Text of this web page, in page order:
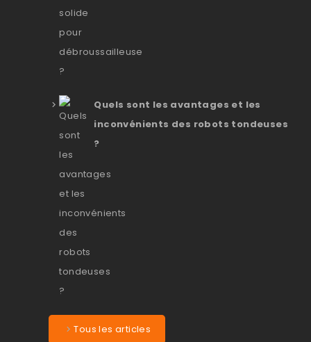
Quels sont les avantages et les
inconvénients des robots tondeuses
?
Tous les articles